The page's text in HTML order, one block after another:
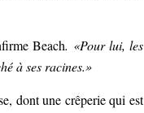
Beach. «Pour lui, les
à ses racines.»
dont une crêperie qui est